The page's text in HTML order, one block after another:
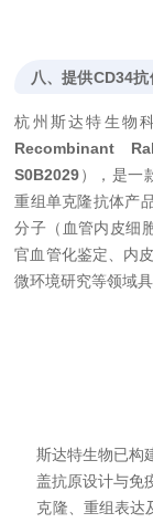
八、提供CD34
杭州斯达特生物
Recombinant
S0B2029），是一
重组单克隆抗体产
分子（血管内皮细
官血管化鉴定、内
微环境研究等领域
斯达特生物已构
盖抗原设计与免
克隆、重组表达